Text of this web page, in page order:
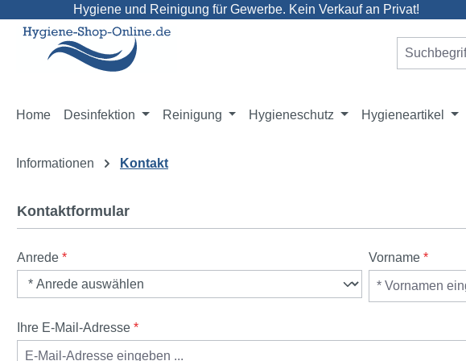
Hauptinhalt springen
Zur Suche springen
Zur Hauptnavigation springen
Hygiene und Reinigung für Gewerbe. Kein Verkauf an Privat!
Home Desinfektion Reinigung Hygieneschutz Hygieneartikel
Informationen Kontakt
Kontaktformular
Anrede * Vorname *
Ihre E-Mail-Adresse *